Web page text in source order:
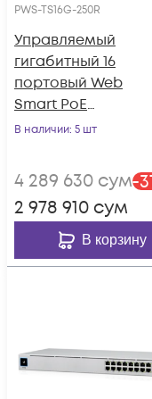
PWS-TS16G-250R
Управляемый
гигабитный 16
портовый Web
Smart PoE
коммутатор
В наличии: 5 шт
4 289 630 сум-
2 978 910 сум
В корзину